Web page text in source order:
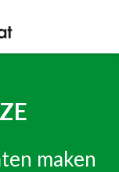
maken
bij
reviews.